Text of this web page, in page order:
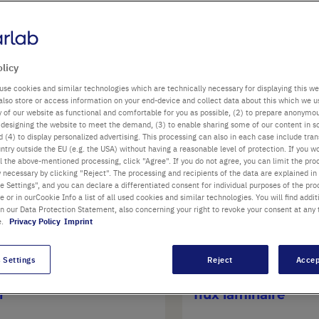
1-12sur14
GuardOne®, Dead
Hotte GuardOne®
flux laminaire
cookies and similar technologies which are technically necessary for displaying this
store or access information on your end-device and collect data about this which we
of our website as functional and comfortable for you as possible, (2) to prepare
the website to meet the demand, (3) to enable sharing some of our content in
(4) to display personalized advertising. This processing can also in each case include
outside the EU (e.g. the USA) without having a reasonable level of protection. If you
the above-mentioned processing, click "Agree". If you do not agree, you can limit the
by clicking "Reject". The processing and recipients of the data are explained
Settings", and you can declare a differentiated consent for individual purposes of the
or in ourCookie Info a list of all used cookies and similar technologies. You will find
our Data Protection Statement, also concerning your right to revoke your consent at
Privacy Policy Imprint
Settings Reject